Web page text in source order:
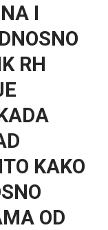
I
RH
KAKO
OD